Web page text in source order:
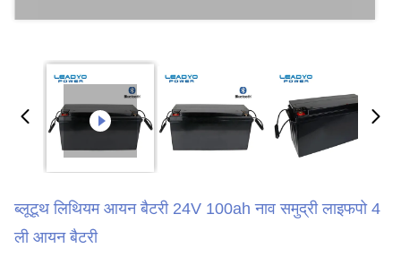
ब्लूटूथ लिथियम आयन बैटरी 24V 100ah नाव समुद्री लाइफपो 4
ली आयन बैटरी